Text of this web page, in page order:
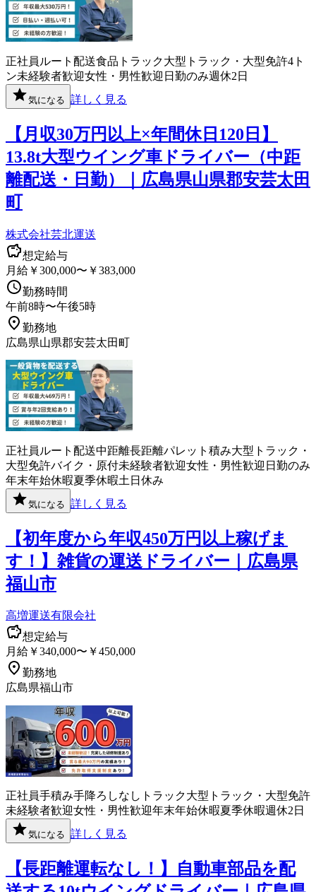
正社員 ルート配送食品 トラック大型トラック・大型免許4ト
ン未経験者歓迎女性・男性歓迎 日勤のみ週休2日
気になる 詳しく見る
【月収30万円以上×年間休日120日】
13.8t大型ウイング車ドライバー（中距
離配送・日勤）｜広島県山県郡安芸太田
町
株式会社芸北運送
想定給与
月給￥300,000〜￥383,000
勤務時間
午前8時〜午後5時
勤務地
広島県山県郡安芸太田町
正社員 ルート配送中距離長距離パレット積み大型トラック・
大型免許バイク・原付未経験者歓迎女性・男性歓迎 日勤のみ
年末年始休暇夏季休暇土日休み
気になる 詳しく見る
【初年度から年収450万円以上稼げま
す！】雑貨の運送ドライバー｜広島県
福山市
高増運送有限会社
想定給与
月給￥340,000〜￥450,000
勤務地
広島県福山市
正社員手積み手降ろしなし トラック大型トラック・大型免許
未経験者歓迎女性・男性歓迎年末年始休暇夏季休暇週休2日
気になる 詳しく見る
【長距離運転なし！】自動車部品を配